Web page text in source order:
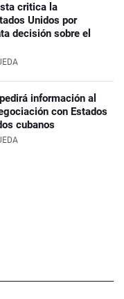
critica la
Unidos por
decisión sobre el
información al
con Estados
cubanos